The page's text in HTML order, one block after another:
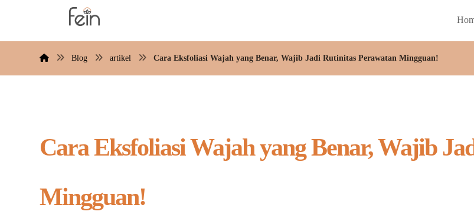
Blog artikel Cara Eksfoliasi Wajah yang Benar, Wajib Jadi Rutinitas Perawatan Mingguan!
Cara Eksfoliasi Wajah yang Benar, Wajib
Mingguan!